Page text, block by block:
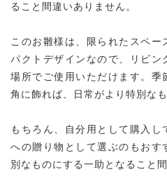
ること間違いありません。
このお雛様は、限られたスペー
パクトデザインなので、リビン
場所でご使用いただけます。季
角に飾れば、日常がより特別な
もちろん、自分用として購入し
への贈り物として選ぶのもおす
別なものにする一助となること